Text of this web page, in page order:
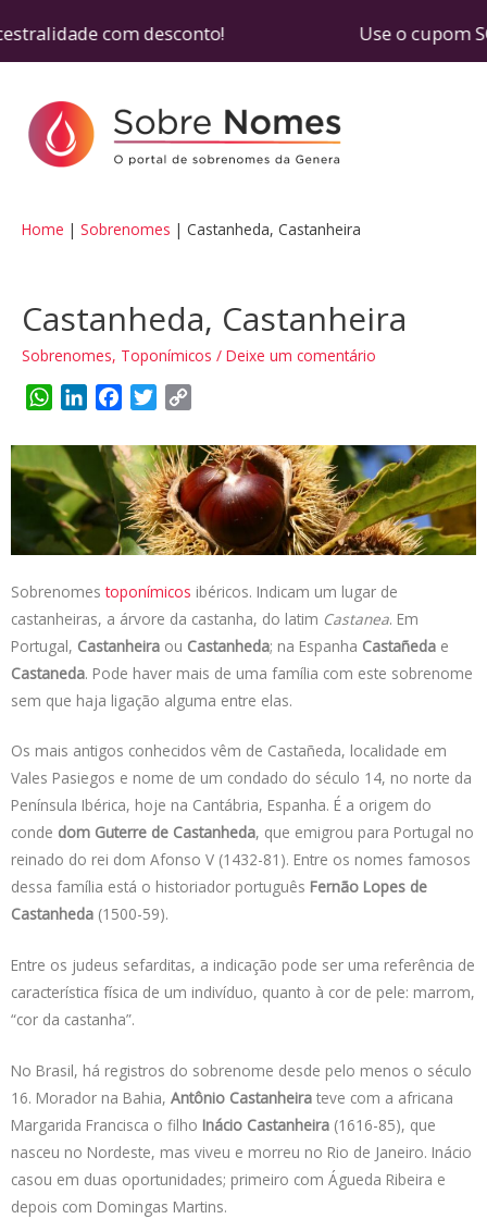
com desconto! Use o cupom
Home Sobrenomes Castanheda, Castanheira
Castanheda, Castanheira
Sobrenomes, Toponímicos / Deixe um comentário
W
a
t
s
A
p
n
e
d
I
c
e
b
o
o
i
t
t
e
r
p
y
L
i
n
k
Sobrenomestoponímicos ibéricos. Indicam um lugar de
castanheiras, a árvore da castanha, do latim Castanea. Em
Portugal, Castanheira ou Castanheda; na Espanha Castañeda e
Castaneda. Pode haver mais de uma família com este sobrenome
sem que haja ligação alguma entre elas.
Os mais antigos conhecidos vêm de Castañeda, localidade em
Vales Pasiegos e nome de um condado do século 14, no norte da
Península Ibérica, hoje na Cantábria, Espanha. É a origem do
conde dom Guterre de Castanheda, que emigrou para Portugal no
reinado do rei dom Afonso V (1432-81). Entre os nomes famosos
dessa família está o historiador português Fernão Lopes de
Castanheda (1500-59).
Entre os judeus sefarditas, a indicação pode ser uma referência de
característica física de um indivíduo, quanto à cor de pele: marrom,
“cor da castanha”.
No Brasil, há registros do sobrenome desde pelo menos o século
16. Morador na Bahia, Antônio Castanheira teve com a africana
Margarida Francisca o filho Inácio Castanheira (1616-85), que
nasceu no Nordeste, mas viveu e morreu no Rio de Janeiro. Inácio
casou em duas oportunidades; primeiro com Águeda Ribeira e
depois com Domingas Martins.